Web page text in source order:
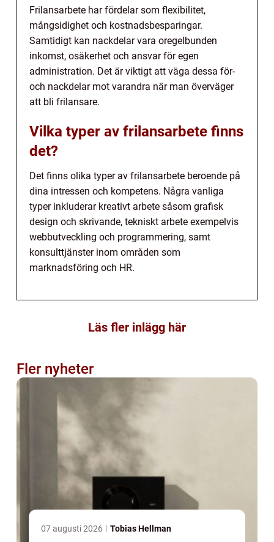
Frilansarbete har fördelar som flexibilitet,
mångsidighet och kostnadsbesparingar.
Samtidigt kan nackdelar vara oregelbunden
inkomst, osäkerhet och ansvar för egen
administration. Det är viktigt att väga dessa för-
och nackdelar mot varandra när man överväger
att bli frilansare.
Vilka typer av frilansarbete finns
det?
Det finns olika typer av frilansarbete beroende på
dina intressen och kompetens. Några vanliga
typer inkluderar kreativt arbete såsom grafisk
design och skrivande, tekniskt arbete exempelvis
webbutveckling och programmering, samt
konsulttjänster inom områden som
marknadsföring och HR.
Läs fler inlägg här
Fler nyheter
07 augusti 2026 Tobias Hellman